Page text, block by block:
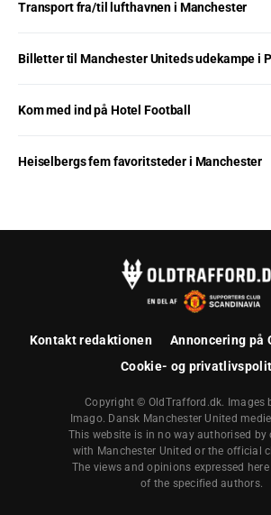
Transport fra/til lufthavnen i Manchester
Billetter til Manchester Uniteds udekampe i
Kom med ind på Hotel Football
Heiselbergs fem favoritsteder i Manchester
Kontakt redaktionen
Annoncering på
Cookie- og
Copyright © OldTrafford.dk. Images
Imago. Dansk Manchester United
This website is in no way authorised by
with Manchester United or the official
The views and opinions expressed
of the specified authors.